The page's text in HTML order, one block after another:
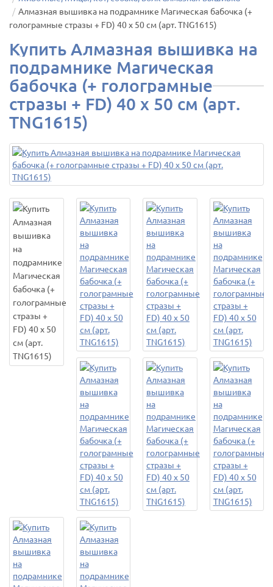
Алмазная вышивка на подрамнике Магическая бабочка (+
голограмные стразы + FD) 40 х 50 см (арт. TNG1615)
Купить Алмазная вышивка на
подрамнике Магическая
бабочка (+ голограмные
стразы + FD) 40 х 50 см (арт.
TNG1615)